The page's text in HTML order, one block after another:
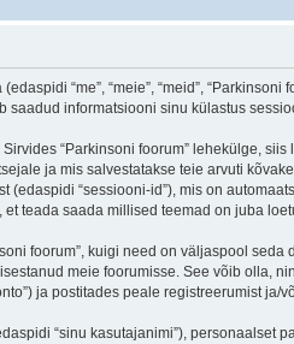
“me”, “meie”, “meid”, “Parkinsoni
saadud informatsiooni sinu külastus
“Parkinsoni foorum” lehekülge,
ja mis salvestatakse teie arvuti
“sessiooni-id”), mis on
teada saada millised teemad on juba
foorum”, kuigi need on väljaspool
meie foorumisse. See võib olla,
ja postitades peale registreerumist ja/
“sinu kasutajanimi”), personaalset